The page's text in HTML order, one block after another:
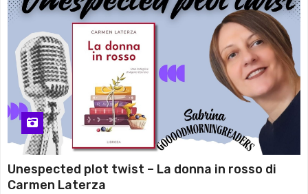
Unespected plot twist – La donna in rosso di
Carmen Laterza